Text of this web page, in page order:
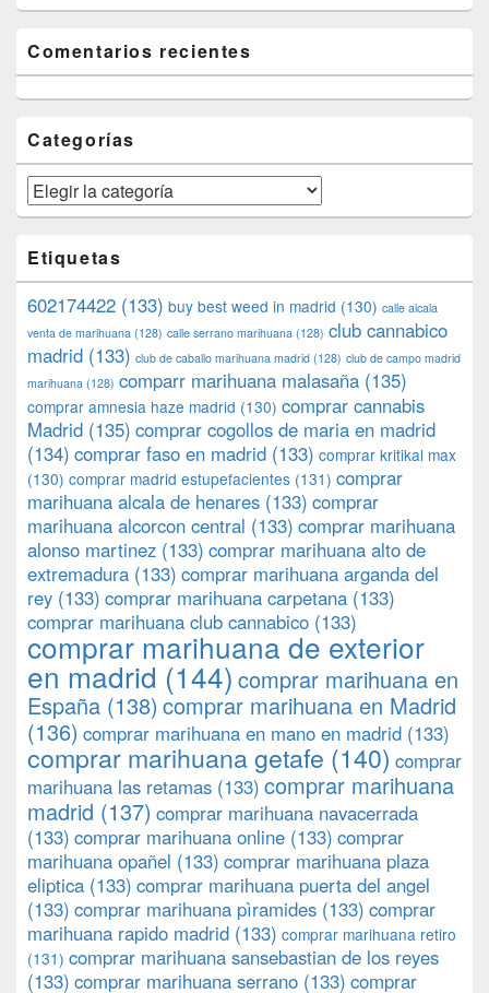
Comentarios recientes
Categorías
Categorías
Etiquetas
602174422 (133) buy best weed in madrid (130) calle alcala
venta de marihuana (128) calle serrano marihuana (128) club cannabico
madrid (133) club de caballo marihuana madrid (128) club de campo madrid
marihuana (128) comparr marihuana malasaña (135)
comprar amnesia haze madrid (130) comprar cannabis
Madrid (135) comprar cogollos de maria en madrid
(134) comprar faso en madrid (133) comprar kritikal max
(130) comprar madrid estupefacientes (131) comprar
marihuana alcala de henares (133) comprar
marihuana alcorcon central (133) comprar marihuana
alonso martinez (133) comprar marihuana alto de
extremadura (133) comprar marihuana arganda del
rey (133) comprar marihuana carpetana (133)
comprar marihuana club cannabico (133)
comprar marihuana de exterior
en madrid (144) comprar marihuana en
España (138) comprar marihuana en Madrid
(136) comprar marihuana en mano en madrid (133)
comprar marihuana getafe (140) comprar
marihuana las retamas (133) comprar marihuana
madrid (137) comprar marihuana navacerrada
(133) comprar marihuana online (133) comprar
marihuana opañel (133) comprar marihuana plaza
eliptica (133) comprar marihuana puerta del angel
(133) comprar marihuana pìramides (133) comprar
marihuana rapido madrid (133) comprar marihuana retiro
(131) comprar marihuana sansebastian de los reyes
(133) comprar marihuana serrano (133) comprar